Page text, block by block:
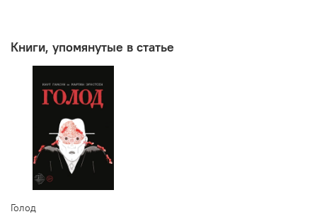
Книги, упомянутые в статье
Голод